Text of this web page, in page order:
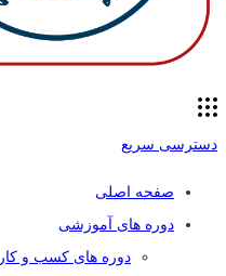
دسترسی سریع
صفحه اصلی
دوره های آموزشی
دوره های کسب و کار